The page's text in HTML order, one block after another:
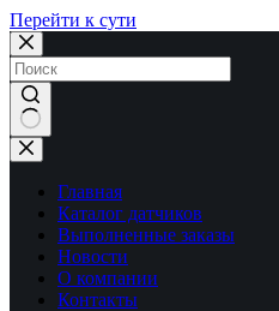
Перейти к сути
Ничего
не
найденоГлавная
Каталог датчиков
Выполненные заказы
Новости
О компании
Контакты